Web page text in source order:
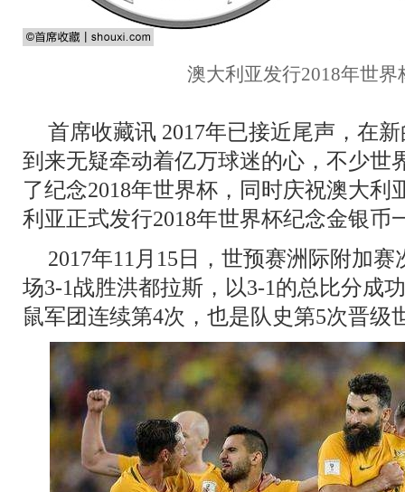
澳大利亚发行2018年世
首席收藏讯 2017年已接近尾声，在
到来无疑牵动着亿万球迷的心，不少世
了纪念2018年世界杯，同时庆祝澳大利
利亚正式发行2018年世界杯纪念金银币
2017年11月15日，世预赛洲际附加
场3-1战胜洪都拉斯，以3-1的总比分成
鼠军团连续第4次，也是队史第5次晋级